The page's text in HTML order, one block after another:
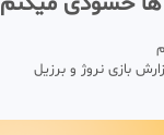
بازی نروژ و برزیل